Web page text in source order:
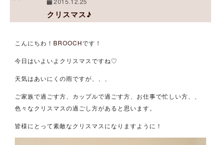
クリスマス♪
こんにちわ！ BROOCHです！
今日はいよいよクリスマスですね♡
天気はあいにくの雨ですが、、、
ご家族で過ごす方、カップルで過ごす方、お仕事で忙しい方、、
色々なクリスマスの過ごし方があると思います。
皆様にとって素敵なクリスマスになりますように！